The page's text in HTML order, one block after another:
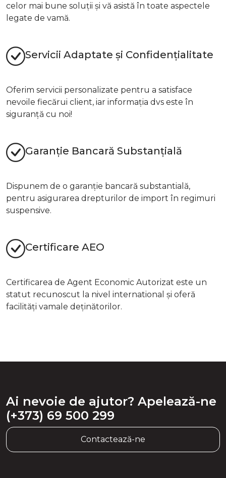
celor mai bune soluții și vă asistă în toate aspectele
legate de vamă.
Servicii Adaptate și Confidențialitate
Oferim servicii personalizate pentru a satisface
nevoile fiecărui client, iar informația dvs este în
siguranță cu noi!
Garanție Bancară Substanțială
Dispunem de o garanție bancară substantială,
pentru asigurarea drepturilor de import în regimuri
suspensive.
Certificare AEO
Certificarea de Agent Economic Autorizat este un
statut recunoscut la nivel international și oferă
facilități vamale deținătorilor.
Ai nevoie de ajutor? Apelează-ne
(+373) 69 500 299
Contactează-ne